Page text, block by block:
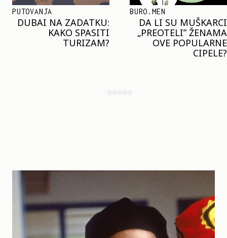
BURO.MEN
DA LI SU MUŠKARCI
„PREOTELI” ŽENAMA
OVE POPULARNE
TRENDOVI
KLJUČNI TREND LETA:
MARGO ROBI I HEJLI
BIBER NOSE ISTI
MODNI DETALJ